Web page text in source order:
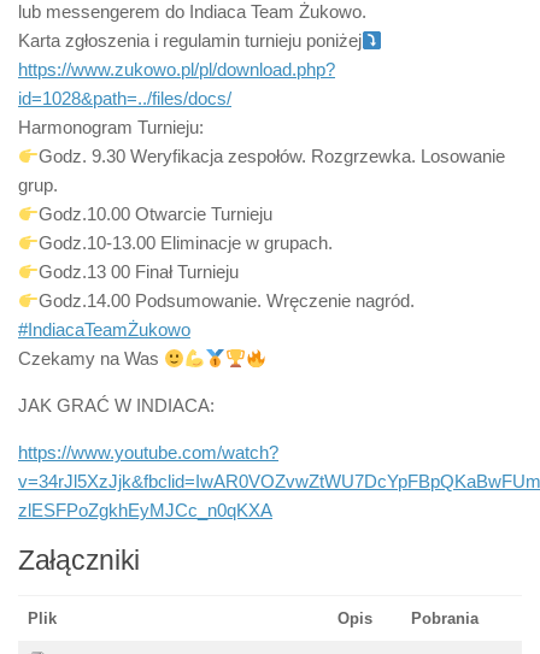
lub messengerem do Indiaca Team Żukowo.
Karta zgłoszenia i regulamin turnieju poniżej
https://www.zukowo.pl/pl/download.php?
id=1028&path=../files/docs/
Harmonogram Turnieju:
Godz. 9.30 Weryfikacja zespołów. Rozgrzewka. Losowanie
grup.
Godz.10.00 Otwarcie Turnieju
Godz.10-13.00 Eliminacje w grupach.
Godz.13 00 Finał Turnieju
Godz.14.00 Podsumowanie. Wręczenie nagród.
#IndiacaTeamŻukowo
Czekamy na Was
JAK GRAĆ W INDIACA:
https://www.youtube.com/watch?
zlESFPoZgkhEyMJCc_n0qKXA
Załączniki
Plik Opis Pobrania